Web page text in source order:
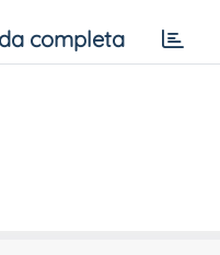
completa